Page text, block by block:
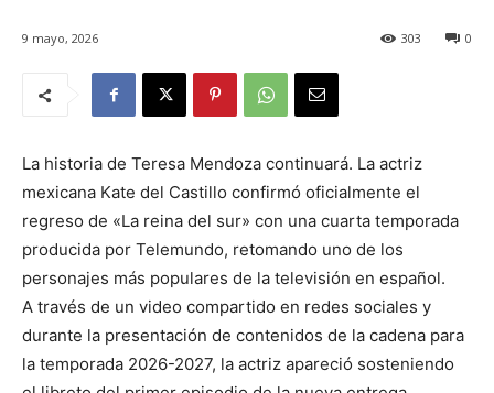
9 mayo, 2026 0
303
La historia de Teresa Mendoza continuará. La actriz
mexicana Kate del Castillo confirmó oficialmente el
regreso de «La reina del sur» con una cuarta temporada
producida por Telemundo, retomando uno de los
personajes más populares de la televisión en español.
A través de un video compartido en redes sociales y
durante la presentación de contenidos de la cadena para
la temporada 2026-2027, la actriz apareció sosteniendo